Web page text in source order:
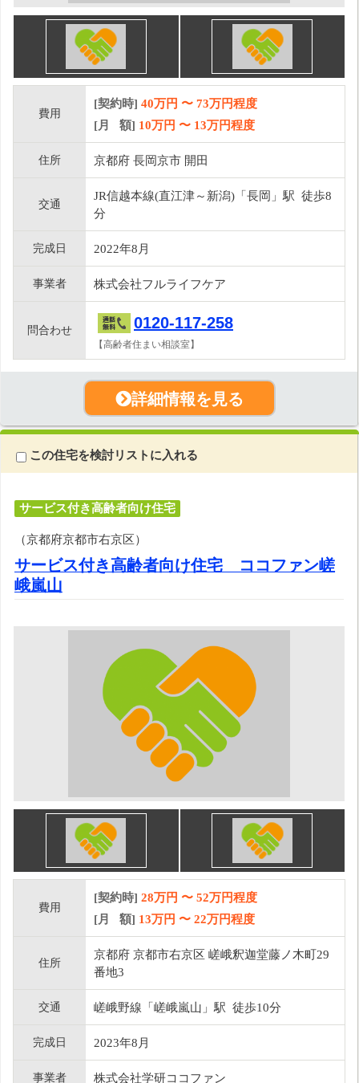
費用
[契約時] 40万円 〜 73万円程度
[月 額] 10万円 〜 13万円程度
住所 京都府 長岡京市 開田
交通
JR信越本線(直江津～新潟)「長岡」駅 徒歩8
分
完成日 2022年8月
事業者 株式会社フルライフケア
問合わせ 0120-117-258
【高齢者住まい相談室】
詳細情報を見る
この住宅を検討リストに入れる
サービス付き高齢者向け住宅
（京都府京都市右京区）
サービス付き高齢者向け住宅 ココファン嵯
峨嵐山
費用
[契約時] 28万円 〜 52万円程度
[月 額] 13万円 〜 22万円程度
住所
京都府 京都市右京区 嵯峨釈迦堂藤ノ木町29
番地3
交通 嵯峨野線「嵯峨嵐山」駅 徒歩10分
完成日 2023年8月
事業者 株式会社学研ココファン